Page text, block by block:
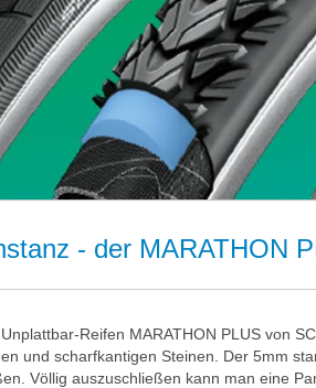
- der MARATHON
Reifen MARATHON PLUS von
und scharfkantigen Steinen. Der 5mm
Völlig auszuschließen kann man eine